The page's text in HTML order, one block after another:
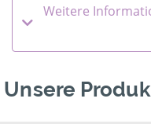
Weitere
Unsere